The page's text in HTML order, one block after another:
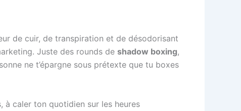
de cuir, de transpiration et de désodorisant
Juste des rounds de shadow boxing,
ne t’épargne sous prétexte que tu boxes
à caler ton quotidien sur les heures